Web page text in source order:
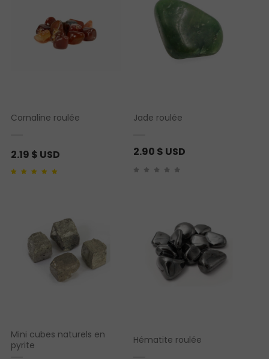
Cornaline roulée
2.19 $ USD
Jade roulée
2.90 $ USD
Mini cubes naturels en
pyrite
Hématite roulée